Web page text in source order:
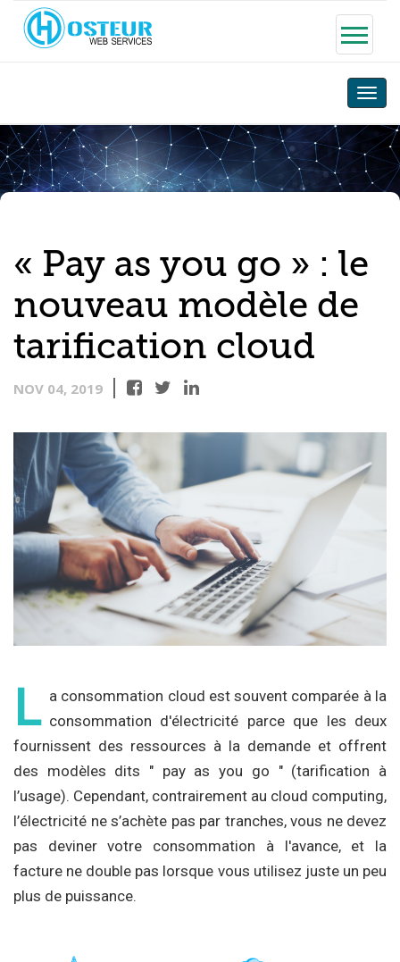
Toggle
« Pay as you go » : le
nouveau modèle de
tarification cloud
NOV 04, 2019
L a consommation cloud est souvent comparée à la
consommation d'électricité parce que les deux
fournissent des ressources à la demande et offrent
des modèles dits " pay as you go " (tarification à
l’usage). Cependant, contrairement au cloud computing,
l’électricité ne s’achète pas par tranches, vous ne devez
pas deviner votre consommation à l'avance, et la
facture ne double pas lorsque vous utilisez juste un peu
plus de puissance.